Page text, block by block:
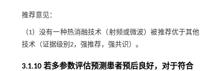
推荐意见：
（1）没有一种热消融技术（射频或微波）被推荐优于其他
技术（证据级别2，强推荐，强共识）。
3.1.10 若多参数评估预测患者预后良好，对于符合